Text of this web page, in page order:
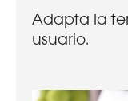
Adapta la
usuario.